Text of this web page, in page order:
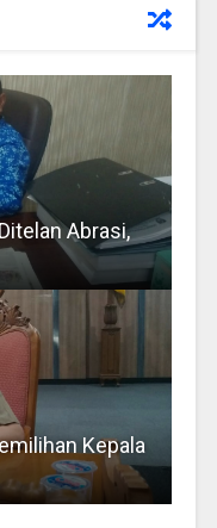
Abrasi,
Kepala